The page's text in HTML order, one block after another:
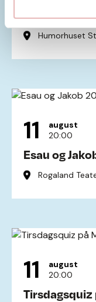
SMIL 2026 -
Humorhuset
11
august
20:00
Esau og
Rogaland
11
august
20:00